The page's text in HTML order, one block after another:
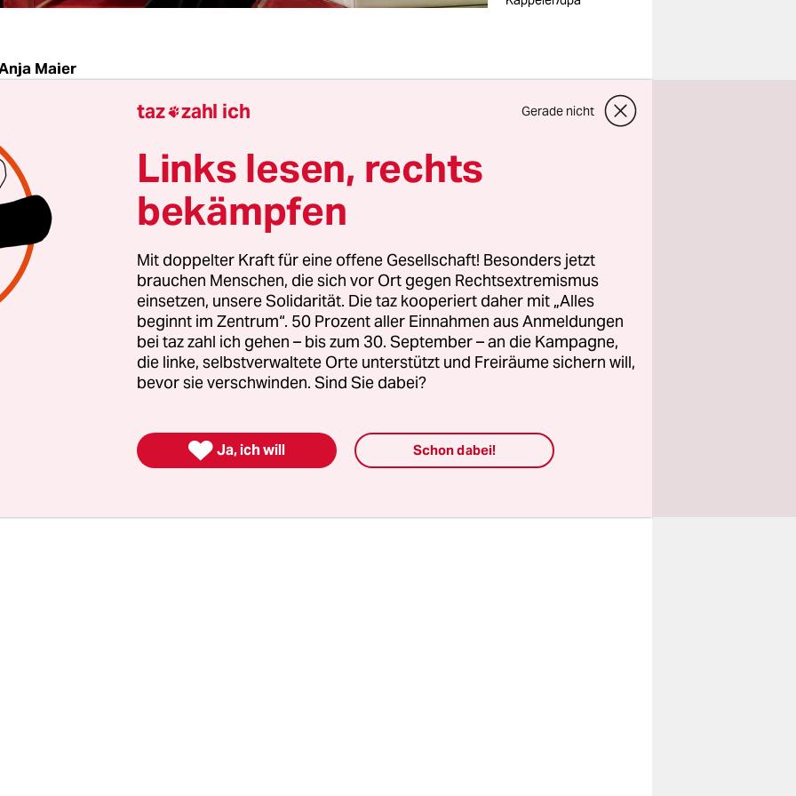
Maier
Autorin dieses Textes den Beginn der Supermerkel-
verpasst. Auf ihrem Heimweg nämlich hatte sie in der
Gruppe Flüchtlinge getroffen: drei Erwachsene, die mit
Papieren und ihren sechs Kindern durch Berlin
Zu später Stunde stapfte also die Autorin mit der kleinen
Brandenburg, um sie am Ende in einer ehemaligen
zweifellos netten, aber völlig überforderten
zu übergeben.
kein Wort Englisch, war sich aber andererseits ganz
Riesenproblem vor ihm aufgetaucht war. „Die kommen alle
taz zahl ich Gerade nicht
Links lesen, rechts
bekämpfen
Mit doppelter Kraft für eine offene Gesellschaft! Besonders jetzt
brauchen Menschen, die sich vor Ort gegen Rechtsextremismus
einsetzen, unsere Solidarität. Die taz kooperiert daher mit „Alles
beginnt im Zentrum“. 50 Prozent aller Einnahmen aus Anmeldungen
bei taz zahl ich gehen – bis zum 30. September – an die Kampagne,
die linke, selbstverwaltete Orte unterstützt und Freiräume sichern will,
bevor sie verschwinden. Sind Sie dabei?
 Ja, ich will Schon dabei!